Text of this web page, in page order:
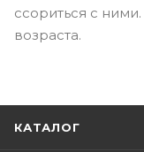
ссориться с
возраста.
КАТАЛОГ